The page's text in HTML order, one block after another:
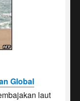
Global
laut